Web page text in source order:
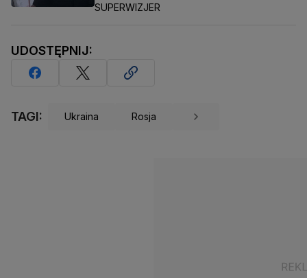
SUPERWIZJER
UDOSTĘPNIJ:
TAGI: Ukraina Rosja